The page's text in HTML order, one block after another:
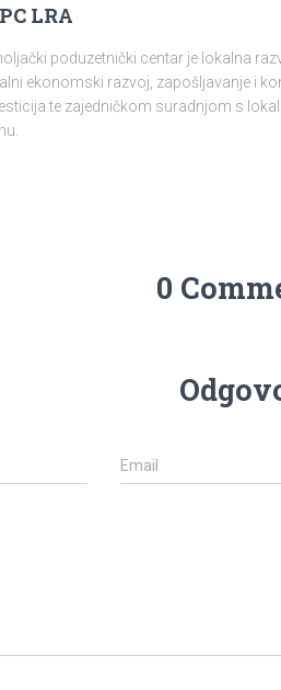
LRA
poduzetnički centar je lokalna
ekonomski razvoj, zapošljavanje i
te zajedničkom suradnjom s
0
Email